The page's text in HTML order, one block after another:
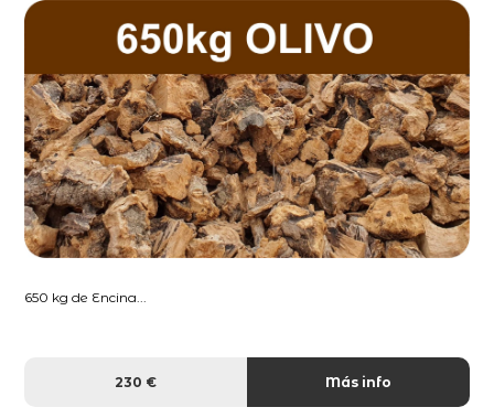
650 kg de Encina...
230 € Más info